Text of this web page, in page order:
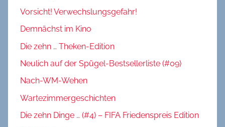
Vorsicht! Verwechslungsgefahr!
Demnächst im Kino
Die zehn … Theken-Edition
Neulich auf der Spügel-Bestsellerliste (#09)
Nach-WM-Wehen
Wartezimmergeschichten
Die zehn Dinge … (#4) – FIFA Friedenspreis Edition